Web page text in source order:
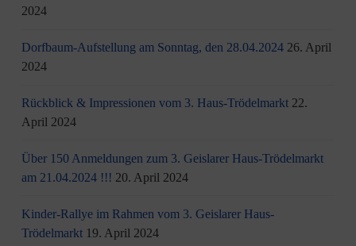
2024
Dorfbaum-Aufstellung am Sonntag, den 28.04.2024 26. April
2024
Rückblick & Impressionen vom 3. Haus-Trödelmarkt 22.
April 2024
Über 150 Anmeldungen zum 3. Geislarer Haus-Trödelmarkt
am 21.04.2024 !!! 20. April 2024
Kinder-Rallye im Rahmen vom 3. Geislarer Haus-
Trödelmarkt 19. April 2024